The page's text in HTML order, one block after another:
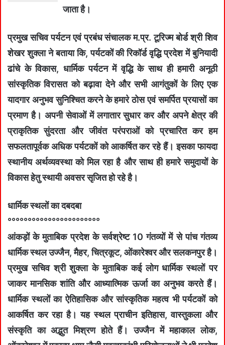
जाता है।
प्रमुख सचिव पर्यटन एवं प्रबंध संचालक म.प्र. टूरिज्म बोर्ड श्री शिव
शेखर शुक्ला ने बताया कि, पर्यटकों की रिकॉर्ड वृद्धि प्रदेश में बुनियादी
ढांचे के विकास, धार्मिक पर्यटन में वृद्धि के साथ ही हमारी अनूठी
सांस्कृतिक विरासत को बढ़ावा देने और सभी आगंतुकों के लिए एक
यादगार अनुभव सुनिश्चित करने के हमारे ठोस एवं समर्पित प्रयासों का
प्रमाण है। अपनी सेवाओं में लगातार सुधार कर और अपने क्षेत्र की
प्राकृतिक सुंदरता और जीवंत परंपराओं को प्रचारित कर हम
सफलतापूर्वक अधिक पर्यटकों को आकर्षित कर रहे हैं। इसका फायदा
स्थानीय अर्थव्यवस्था को मिल रहा है और साथ ही हमारे समुदायों के
विकास हेतु स्थायी अवसर सृजित हो रहे है।
धार्मिक स्थलों का दबदबा
°°°°°°°°°°°°°°°°°°°°°°°
आंकड़ों के मुताबिक प्रदेश के सर्वश्रेष्ट 10 गंतव्यों में से पांच गंतव्य
धार्मिक स्थल उज्जैन, मैहर, चित्रकूट, ओंकारेश्वर और सलकनपुर है।
प्रमुख सचिव श्री शुक्ला के मुताबिक कई लोग धार्मिक स्थलों पर
जाकर मानसिक शांति और आध्यात्मिक ऊर्जा का अनुभव करते हैं।
धार्मिक स्थलों का ऐतिहासिक और सांस्कृतिक महत्व भी पर्यटकों को
आकर्षित कर रहा है। यह स्थल प्राचीन इतिहास, वास्तुकला और
संस्कृति का अद्भुत मिश्रण होते हैं। उज्जैन में महाकाल लोक,